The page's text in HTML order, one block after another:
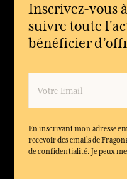
Inscrivez-vous
suivre toute
bénéficier
En inscrivant mon adresse
recevoir des emails de
de confidentialité. Je peux